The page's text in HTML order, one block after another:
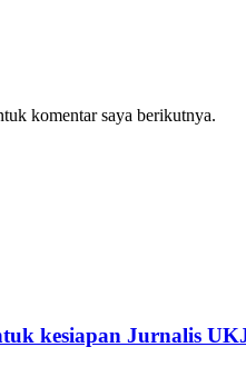
komentar saya berikutnya.
kesiapan Jurnalis